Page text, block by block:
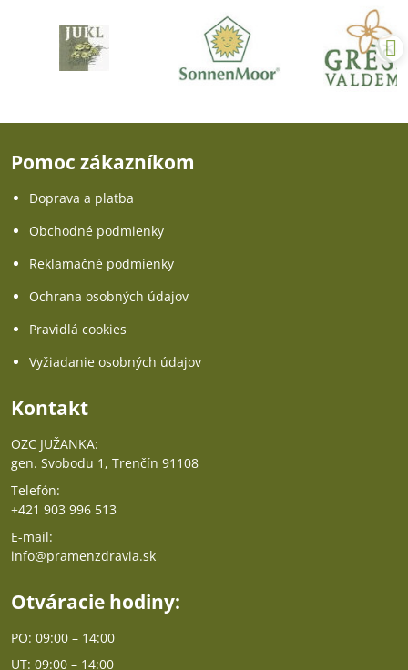
Pomoc zákazníkom
Doprava a platba
Obchodné podmienky
Reklamačné podmienky
Ochrana osobných údajov
Pravidlá cookies
Vyžiadanie osobných údajov
Kontakt
OZC JUŽANKA:
gen. Svobodu 1, Trenčín 91108
Telefón:
+421 903 996 513
E-mail:
info@pramenzdravia.sk
Otváracie hodiny:
PO: 09:00 – 14:00
UT: 09:00 – 14:00